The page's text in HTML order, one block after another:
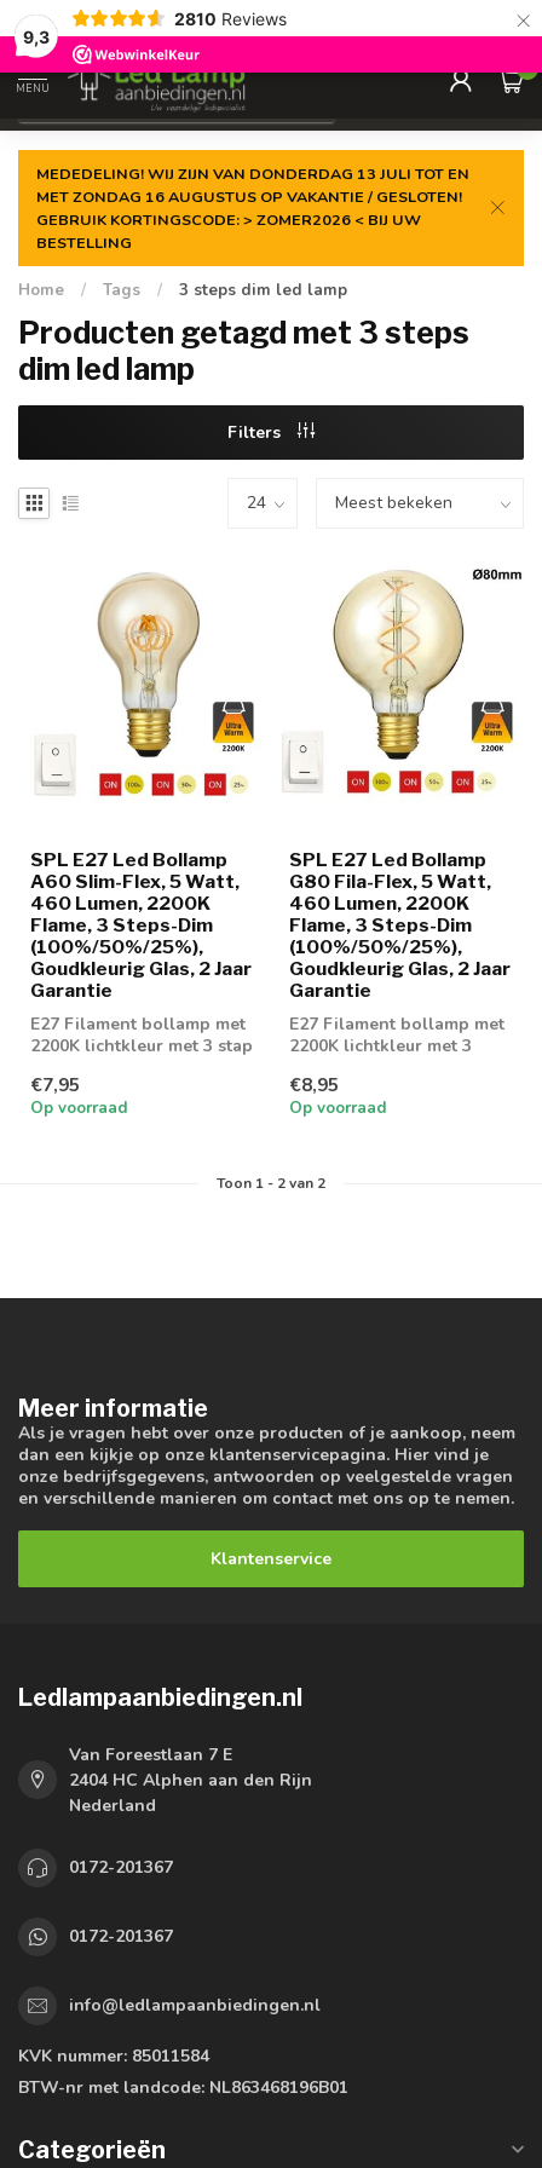
9,3
2810 Reviews ×
Gegarandeerde delaagste prijs
MENU
0
MEDEDELING! WIJ ZIJN VAN DONDERDAG 13 JULI TOT EN
MET ZONDAG 16 AUGUSTUS OP VAKANTIE / GESLOTEN!
GEBRUIK KORTINGSCODE: > ZOMER2026 < BIJ UW
BESTELLING
Home / Tags / 3 steps dim led lamp
Producten getagd met 3 steps
dim led lamp
Filters
SPL E27 Led Bollamp
A60 Slim-Flex, 5 Watt,
460 Lumen, 2200K
Flame, 3 Steps-Dim
(100%/50%/25%),
Goudkleurig Glas, 2 Jaar
Garantie
E27 Filament bollamp met
2200K lichtkleur met 3 stap
€7,95
Op voorraad
SPL E27 Led Bollamp
G80 Fila-Flex, 5 Watt,
460 Lumen, 2200K
Flame, 3 Steps-Dim
(100%/50%/25%),
Goudkleurig Glas, 2 Jaar
Garantie
E27 Filament bollamp met
2200K lichtkleur met 3
€8,95
Op voorraad
Toon 1- 2van 2
Meer informatie
Als je vragen hebt over onze producten of je aankoop, neem
dan een kijkje op onze klantenservicepagina. Hier vind je
onze bedrijfsgegevens, antwoorden op veelgestelde vragen
en verschillende manieren om contact met ons op te nemen.
Klantenservice
Ledlampaanbiedingen.nl
Van Foreestlaan 7 E
2404 HC Alphen aan den Rijn
Nederland
0172-201367
0172-201367
info@ledlampaanbiedingen.nl
KVK nummer: 85011584
BTW-nr met landcode: NL863468196B01
Categorieën